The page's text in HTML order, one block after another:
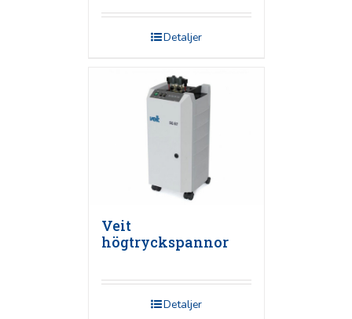
Detaljer
Veit
högtryckspannor
Detaljer